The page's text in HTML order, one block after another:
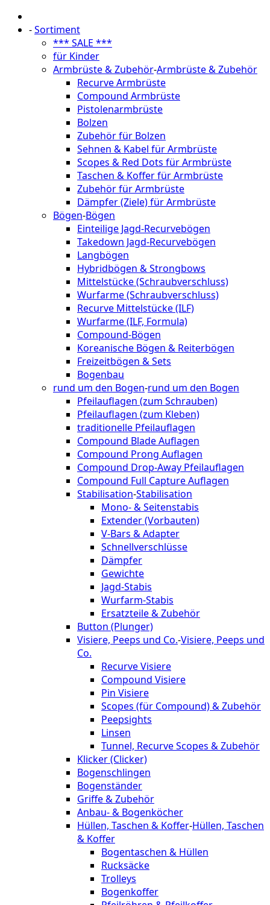
-Sortiment
*** SALE ***
für Kinder
Armbrüste & Zubehör-Armbrüste & Zubehör
Recurve Armbrüste
Compound Armbrüste
Pistolenarmbrüste
Bolzen
Zubehör für Bolzen
Sehnen & Kabel für Armbrüste
Scopes & Red Dots für Armbrüste
Taschen & Koffer für Armbrüste
Zubehör für Armbrüste
Dämpfer (Ziele) für Armbrüste
Bögen-Bögen
Einteilige Jagd-Recurvebögen
Takedown Jagd-Recurvebögen
Langbögen
Hybridbögen & Strongbows
Mittelstücke (Schraubverschluss)
Wurfarme (Schraubverschluss)
Recurve Mittelstücke (ILF)
Wurfarme (ILF, Formula)
Compound-Bögen
Koreanische Bögen & Reiterbögen
Freizeitbögen & Sets
Bogenbau
rund um den Bogen-rund um den Bogen
Pfeilauflagen (zum Schrauben)
Pfeilauflagen (zum Kleben)
traditionelle Pfeilauflagen
Compound Blade Auflagen
Compound Prong Auflagen
Compound Drop-Away Pfeilauflagen
Compound Full Capture Auflagen
Stabilisation-Stabilisation
Mono- & Seitenstabis
Extender (Vorbauten)
V-Bars & Adapter
Schnellverschlüsse
Dämpfer
Gewichte
Jagd-Stabis
Wurfarm-Stabis
Ersatzteile & Zubehör
Button (Plunger)
Visiere, Peeps und Co.-Visiere, Peeps und
Co.
Recurve Visiere
Compound Visiere
Pin Visiere
Scopes (für Compound) & Zubehör
Peepsights
Linsen
Tunnel, Recurve Scopes & Zubehör
Klicker (Clicker)
Bogenschlingen
Bogenständer
Griffe & Zubehör
Anbau- & Bogenköcher
Hüllen, Taschen & Koffer-Hüllen, Taschen
& Koffer
Bogentaschen & Hüllen
Rucksäcke
Trolleys
Bogenkoffer